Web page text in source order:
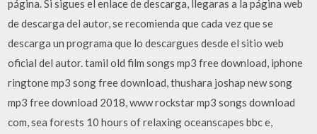
página. Si sigues el enlace de descarga, llegaras a la página web
de descarga del autor, se recomienda que cada vez que se
descarga un programa que lo descargues desde el sitio web
oficial del autor. tamil old film songs mp3 free download, iphone
ringtone mp3 song free download, thushara joshap new song
mp3 free download 2018, www rockstar mp3 songs download
com, sea forests 10 hours of relaxing oceanscapes bbc e,